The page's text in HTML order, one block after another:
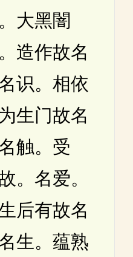
大黑闇
造作故名
识。相依
生门故名
触。受
。名爱。
后有故名
生。蕴熟